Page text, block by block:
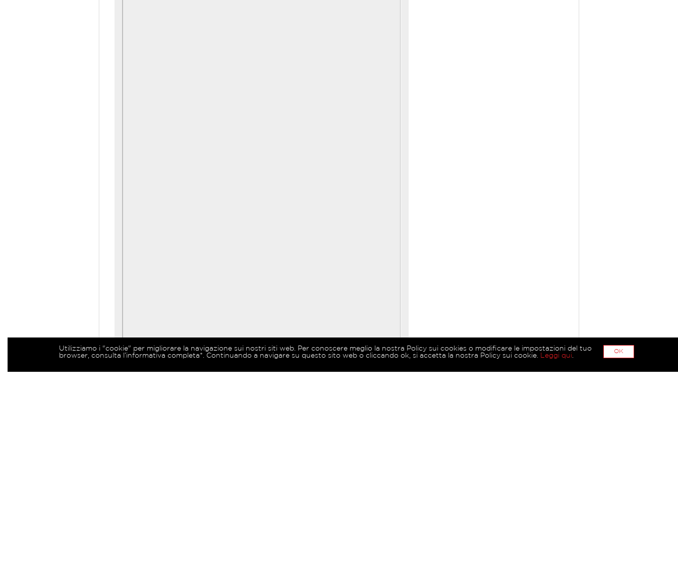
OK
Utilizziamo i "cookie" per migliorare la navigazione sui nostri siti web. Per conoscere meglio la nostra Policy sui cookies o modificare le impostazioni del tuo
browser, consulta l’informativa completa*. Continuando a navigare su questo sito web o cliccando ok, si accetta la nostra Policy sui cookie.
Leggi qui